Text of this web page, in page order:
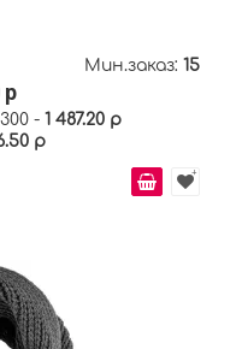
Мин.заказ: 15
р
- 1 487.20 р
р